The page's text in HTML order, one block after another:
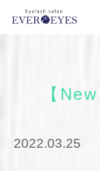
【
2022.03.25